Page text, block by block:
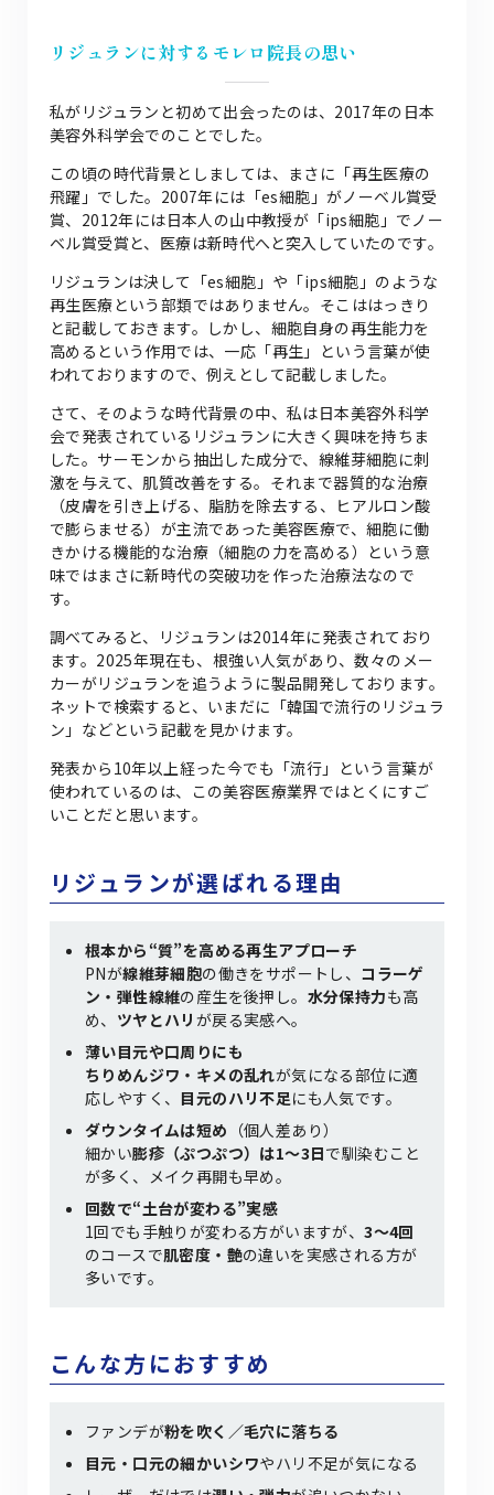
リジュランに対するモレロ院長の思い
私がリジュランと初めて出会ったのは、2017年の日本
美容外科学会でのことでした。
この頃の時代背景としましては、まさに「再生医療の
飛躍」でした。2007年には「es細胞」がノーベル賞受
賞、2012年には日本人の山中教授が「ips細胞」でノー
ベル賞受賞と、医療は新時代へと突入していたのです。
リジュランは決して「es細胞」や「ips細胞」のような
再生医療という部類ではありません。そこははっきり
と記載しておきます。しかし、細胞自身の再生能力を
高めるという作用では、一応「再生」という言葉が使
われておりますので、例えとして記載しました。
さて、そのような時代背景の中、私は日本美容外科学
会で発表されているリジュランに大きく興味を持ちま
した。サーモンから抽出した成分で、線維芽細胞に刺
激を与えて、肌質改善をする。それまで器質的な治療
（皮膚を引き上げる、脂肪を除去する、ヒアルロン酸
で膨らませる）が主流であった美容医療で、細胞に働
きかける機能的な治療（細胞の力を高める）という意
味ではまさに新時代の突破功を作った治療法なので
す。
調べてみると、リジュランは2014年に発表されており
ます。2025年現在も、根強い人気があり、数々のメー
カーがリジュランを追うように製品開発しております。
ネットで検索すると、いまだに「韓国で流行のリジュラ
ン」などという記載を見かけます。
発表から10年以上経った今でも「流行」という言葉が
使われているのは、この美容医療業界ではとくにすご
いことだと思います。
リジュランが選ばれる理由
根本から“質”を高める再生アプローチ
PNが線維芽細胞の働きをサポートし、 コラーゲ
ン・弾性線維の産生を後押し。 水分保持力も高
め、 ツヤとハリ が戻る実感へ。
薄い目元や口周りにも
ちりめんジワ・キメの乱れが気になる部位に適
応しやすく、 目元のハリ不足にも人気です。
ダウンタイムは短め （個人差あり）
細かい膨疹（ぷつぷつ）は1〜3日で馴染むこと
が多く、メイク再開も早め。
回数で“土台が変わる”実感
1回でも手触りが変わる方がいますが、3〜4回
のコースで肌密度・艶の違いを実感される方が
多いです。
こんな方におすすめ
ファンデが粉を吹く／毛穴に落ちる
目元・口元の細かいシワやハリ不足が気になる